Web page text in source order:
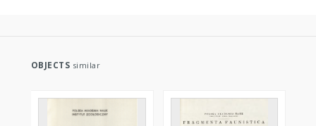
OBJECTS similar